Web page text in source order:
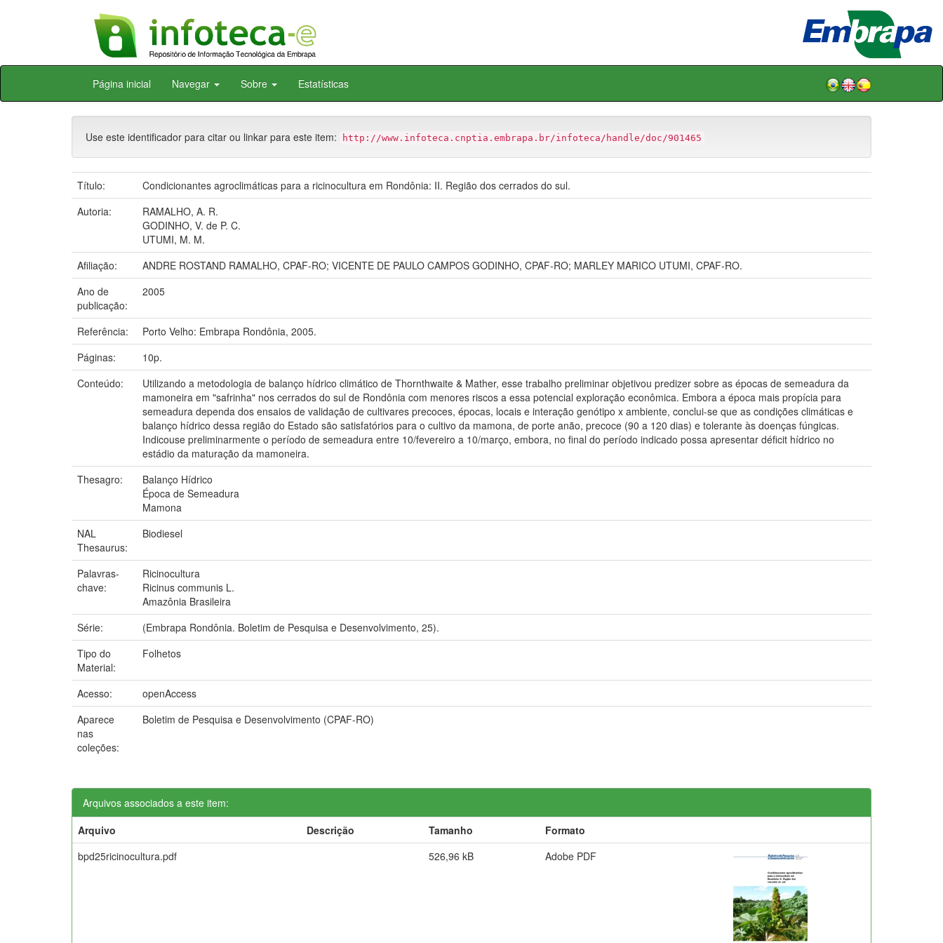
Skip
Página inicial Navegar Sobre Estatísticas
Use este identificador para citar ou linkar para este item: http://www.infoteca.cnptia.embrapa.br/infoteca/handle/doc/901465
Título:
Condicionantes agroclimáticas para a ricinocultura em Rondônia: II. Região dos cerrados do sul.
Autoria:
RAMALHO, A. R.
GODINHO, V. de P. C.
UTUMI, M. M.
Afiliação:
ANDRE ROSTAND RAMALHO, CPAF-RO; VICENTE DE PAULO CAMPOS GODINHO, CPAF-RO; MARLEY MARICO UTUMI, CPAF-RO.
Ano de
publicação:
2005
Referência:
Porto Velho: Embrapa Rondônia, 2005.
Páginas:
10p.
Conteúdo:
Utilizando a metodologia de balanço hídrico climático de Thornthwaite & Mather, esse trabalho preliminar objetivou predizer sobre as épocas de semeadura da
mamoneira em "safrinha" nos cerrados do sul de Rondônia com menores riscos a essa potencial exploração econômica. Embora a época mais propícia para
semeadura dependa dos ensaios de validação de cultivares precoces, épocas, locais e interação genótipo x ambiente, conclui-se que as condições climáticas e
balanço hídrico dessa região do Estado são satisfatórios para o cultivo da mamona, de porte anão, precoce (90 a 120 dias) e tolerante às doenças fúngicas.
Indicouse preliminarmente o período de semeadura entre 10/fevereiro a 10/março, embora, no final do período indicado possa apresentar déficit hídrico no
estádio da maturação da mamoneira.
Thesagro:
Balanço Hídrico
Época de Semeadura
Mamona
NAL
Thesaurus:
Biodiesel
Palavras-
chave:
Ricinocultura
Ricinus communis L.
Amazônia Brasileira
Série:
(Embrapa Rondônia. Boletim de Pesquisa e Desenvolvimento, 25).
Tipo do
Material:
Folhetos
Acesso:
openAccess
Aparece
nas
coleções:
Boletim de Pesquisa e Desenvolvimento (CPAF-RO)
Arquivos associados a este item:
Arquivo
Descrição Tamanho
Formato
bpd25ricinocultura.pdf
526,96 kB Adobe PDF